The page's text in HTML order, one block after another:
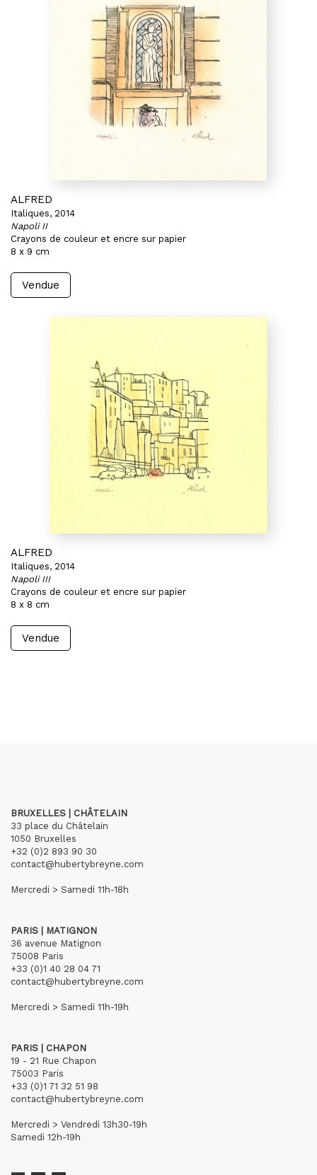
ALFRED
Italiques, 2014
Napoli II
Crayons de couleur et encre sur papier
8 x 9 cm
Vendue
ALFRED
Italiques, 2014
Napoli III
Crayons de couleur et encre sur papier
8 x 8 cm
Vendue
BRUXELLES | CHÂTELAIN
33 place du Châtelain
1050 Bruxelles
+32 (0)2 893 90 30
contact@hubertybreyne.com
Mercredi > Samedi 11h-18h
PARIS | MATIGNON
36 avenue Matignon
75008 Paris
+33 (0)1 40 28 04 71
contact@hubertybreyne.com
Mercredi > Samedi 11h-19h
PARIS | CHAPON
19 - 21 Rue Chapon
75003 Paris
+33 (0)1 71 32 51 98
contact@hubertybreyne.com
Mercredi > Vendredi 13h30-19h
Samedi 12h-19h